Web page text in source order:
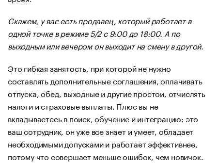
Скажем, у вас есть продавец, который работает в
одной точке в режиме 5/2 с 9:00 до 18:00. А по
выходным или вечером он выходит на смену в другой.
Это гибкая занятость, при которой не нужно
составлять дополнительные соглашения, оплачивать
отпуска, обед, выходные и другие простои, отчислять
налоги и страховые выплаты. Плюс вы не
вкладываетесь в поиск, обучение и интеграцию: это
ваш сотрудник, он уже все знает и умеет, обладает
необходимыми допусками и работает эффективнее,
потому что совершает меньше ошибок, чем новичок.